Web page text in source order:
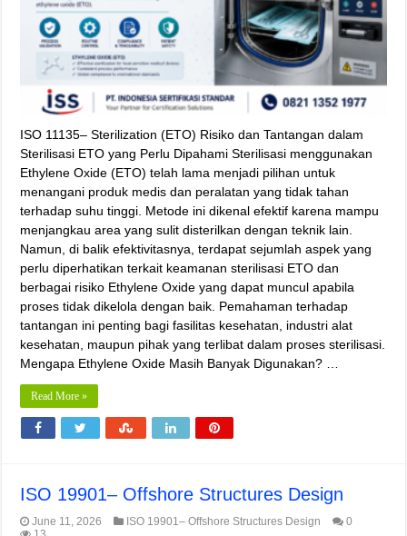
ISO 11135– Sterilization (ETO) Risiko dan Tantangan dalam
Sterilisasi ETO yang Perlu Dipahami Sterilisasi menggunakan
Ethylene Oxide (ETO) telah lama menjadi pilihan untuk
menangani produk medis dan peralatan yang tidak tahan
terhadap suhu tinggi. Metode ini dikenal efektif karena mampu
menjangkau area yang sulit disterilkan dengan teknik lain.
Namun, di balik efektivitasnya, terdapat sejumlah aspek yang
perlu diperhatikan terkait keamanan sterilisasi ETO dan
berbagai risiko Ethylene Oxide yang dapat muncul apabila
proses tidak dikelola dengan baik. Pemahaman terhadap
tantangan ini penting bagi fasilitas kesehatan, industri alat
kesehatan, maupun pihak yang terlibat dalam proses sterilisasi.
Mengapa Ethylene Oxide Masih Banyak Digunakan? …
Read More »
ISO 19901– Offshore Structures Design
June 11, 2026 ISO 19901– Offshore Structures Design
0